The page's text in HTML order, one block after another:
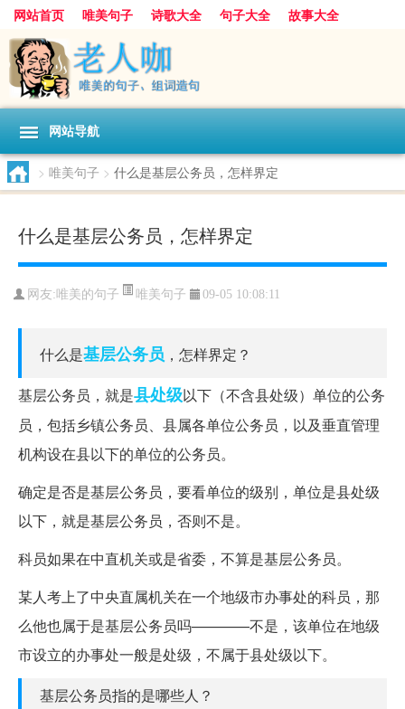
网站首页 唯美句子 诗歌大全 句子大全
故事大全
人生感悟
其他美文 美文欣赏
感人故事
句子分类
网站导航
> 唯美句子 > 什么是基层公务员，怎样界定
什么是基层公务员，怎样界定
网友: 唯美的句子 唯美句子 09-05 10:08:11
什么是基层公务员 ，怎样界定？
基层公务员，就是县处级以下（不含县处级）单位的公务
员，包括乡镇公务员、县属各单位公务员，以及垂直管理
机构设在县以下的单位的公务员。
确定是否是基层公务员，要看单位的级别，单位是县处级
以下，就是基层公务员，否则不是。
科员如果在中直机关或是省委，不算是基层公务员。
某人考上了中央直属机关在一个地级市办事处的科员，那
么他也属于是基层公务员吗————不是，该单位在地级
市设立的办事处一般是处级，不属于县处级以下。
基层公务员指的是哪些人？